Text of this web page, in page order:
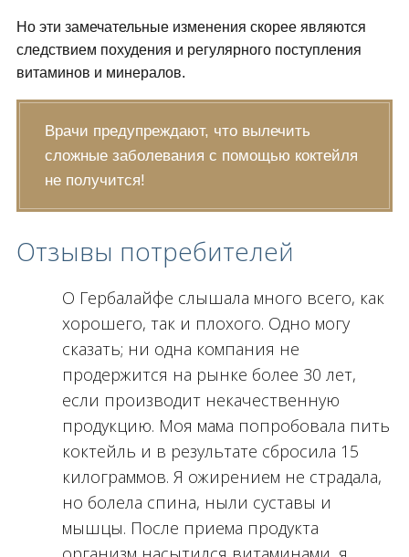
Но эти замечательные изменения скорее являются
следствием похудения и регулярного поступления
витаминов и минералов.
Врачи предупреждают, что вылечить
сложные заболевания с помощью коктейля
не получится!
Отзывы потребителей
О Гербалайфе слышала много всего, как
хорошего, так и плохого. Одно могу
сказать; ни одна компания не
продержится на рынке более 30 лет,
если производит некачественную
продукцию. Моя мама попробовала пить
коктейль и в результате сбросила 15
килограммов. Я ожирением не страдала,
но болела спина, ныли суставы и
мышцы. После приема продукта